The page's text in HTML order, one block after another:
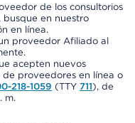
de los consultorios
busque en nuestro
en línea.
proveedor Afiliado al
acepten nuevos
proveedores en línea o
218-1059 (TTY 711), de
m.